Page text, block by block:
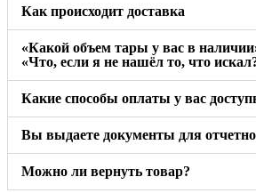
Как происходит доставка
«Какой объем тары у вас в
«Что, если я не нашёл то, что
Какие способы оплаты у вас
Вы выдаете документы для
Можно ли вернуть товар?